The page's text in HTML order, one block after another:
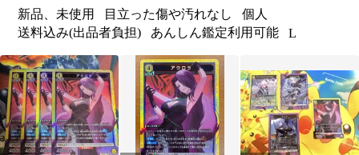
新品、未使用 目立った傷や汚れなし
個人
送料込み(出品者負担)
あんしん鑑定利用可能 L